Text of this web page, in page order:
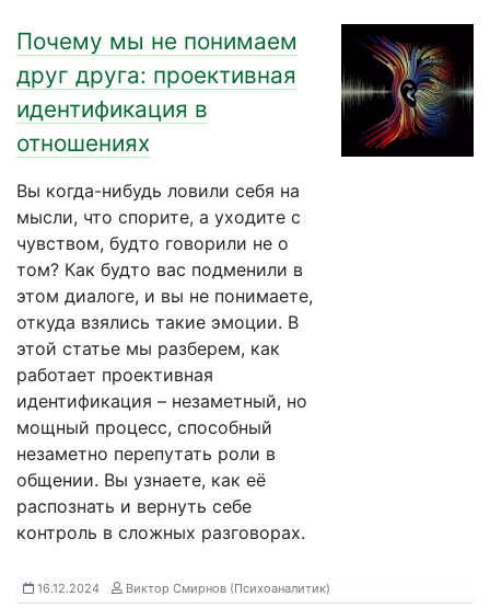
Почему мы не понимаем
друг друга: проективная
идентификация в
отношениях
Вы когда-нибудь ловили себя на
мысли, что спорите, а уходите с
чувством, будто говорили не о
том? Как будто вас подменили в
этом диалоге, и вы не понимаете,
откуда взялись такие эмоции. В
этой статье мы разберем, как
работает проективная
идентификация – незаметный, но
мощный процесс, способный
незаметно перепутать роли в
общении. Вы узнаете, как её
распознать и вернуть себе
контроль в сложных разговорах.
16.12.2024 Виктор Смирнов (Психоаналитик)